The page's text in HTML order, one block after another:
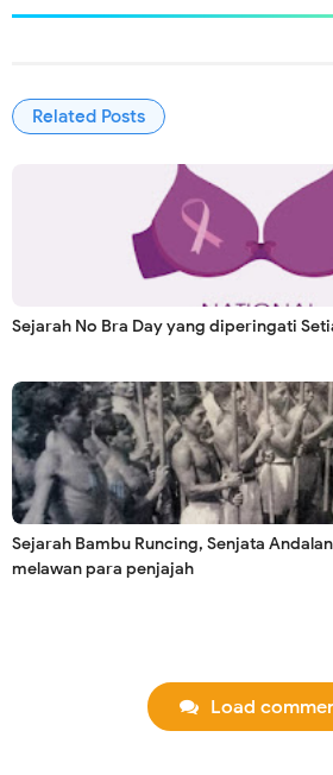
Related Posts
Sejarah No Bra Day yang diperingati
Sejarah Bambu Runcing, Senjata
melawan para penjajah
Load